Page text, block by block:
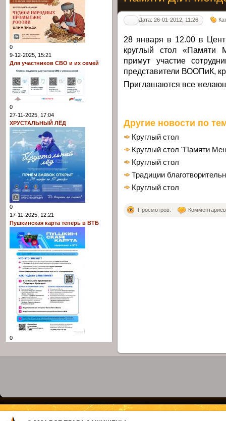
Дата: 26-01-2012, 11:26
28 января в 12.00 в
круглый стол «Памяти
примут участие
представители ВООПиК,
Приглашаются все
Другие новости по
Круглый стол
Круглый стол "Памяти
Круглый стол
Традиции
Круглый стол
Просмотров:
0
9-12-2025, 15:21
Для участников СВО и их семей
0
27-11-2025, 17:04
ХРУСТАЛЬНЫЙ ЛЁД
0
17-11-2025, 12:21
Пушкинская карта теперь в ВТБ
0